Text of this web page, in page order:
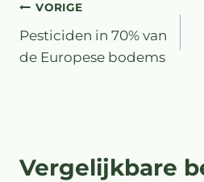
VORIGE
Pesticiden in 70% van
de Europese bodems
Vergelijkbare